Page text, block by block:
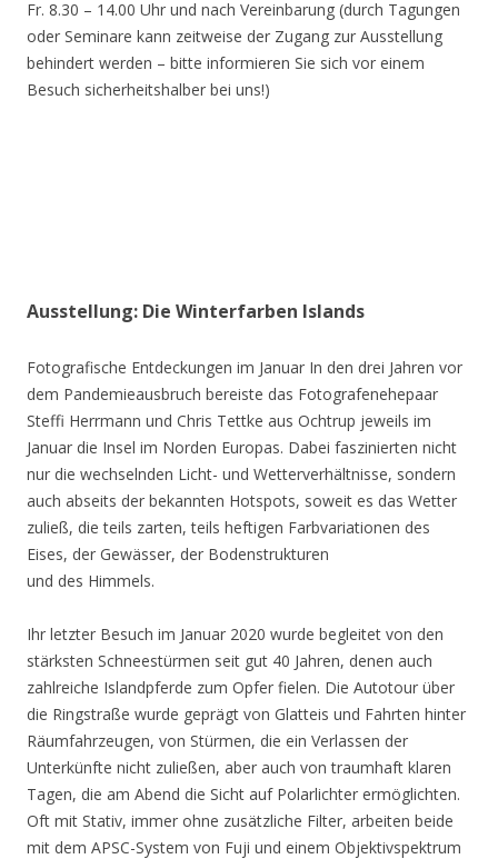
Fr. 8.30 – 14.00 Uhr und nach Vereinbarung (durch Tagungen
oder Seminare kann zeitweise der Zugang zur Ausstellung
behindert werden – bitte informieren Sie sich vor einem
Besuch sicherheitshalber bei uns!)
Ausstellung: Die Winterfarben Islands
Fotografische Entdeckungen im Januar In den drei Jahren vor
dem Pandemieausbruch bereiste das Fotografenehepaar
Steffi Herrmann und Chris Tettke aus Ochtrup jeweils im
Januar die Insel im Norden Europas. Dabei faszinierten nicht
nur die wechselnden Licht- und Wetterverhältnisse, sondern
auch abseits der bekannten Hotspots, soweit es das Wetter
zuließ, die teils zarten, teils heftigen Farbvariationen des
Eises, der Gewässer, der Bodenstrukturen
und des Himmels.
Ihr letzter Besuch im Januar 2020 wurde begleitet von den
stärksten Schneestürmen seit gut 40 Jahren, denen auch
zahlreiche Islandpferde zum Opfer fielen. Die Autotour über
die Ringstraße wurde geprägt von Glatteis und Fahrten hinter
Räumfahrzeugen, von Stürmen, die ein Verlassen der
Unterkünfte nicht zuließen, aber auch von traumhaft klaren
Tagen, die am Abend die Sicht auf Polarlichter ermöglichten.
Oft mit Stativ, immer ohne zusätzliche Filter, arbeiten beide
mit dem APSC-System von Fuji und einem Objektivspektrum